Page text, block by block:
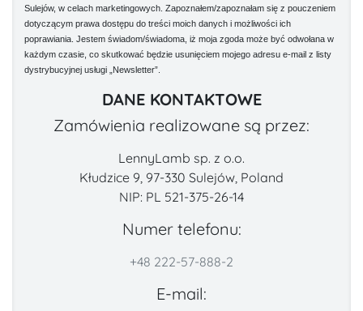
Sulejów, w celach marketingowych. Zapoznałem/zapoznałam się z pouczeniem
dotyczącym prawa dostępu do treści moich danych i możliwości ich
poprawiania. Jestem świadom/świadoma, iż moja zgoda może być odwołana w
każdym czasie, co skutkować będzie usunięciem mojego adresu e-mail z listy
dystrybucyjnej usługi „Newsletter”.
DANE KONTAKTOWE
Zamówienia realizowane są przez:
LennyLamb sp. z o.o.
Kłudzice 9, 97-330 Sulejów, Poland
NIP: PL 521-375-26-14
Numer telefonu:
+48 222-57-888-2
E-mail: